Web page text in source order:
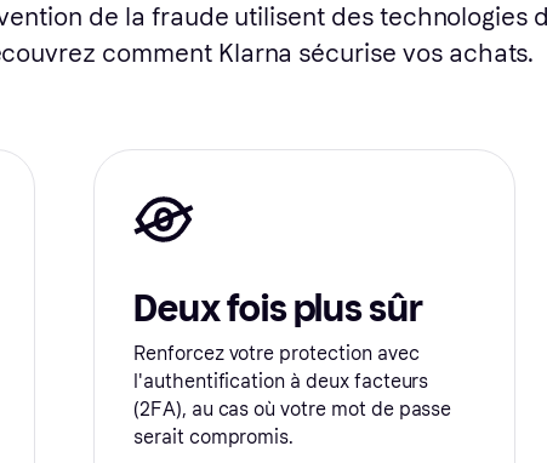
de la fraude utilisent des
comment Klarna sécurise vos achats.
Deux fois plus sûr
Renforcez votre protection avec
l'authentification à deux facteurs
(2FA), au cas où votre mot de passe
serait compromis.